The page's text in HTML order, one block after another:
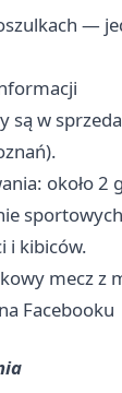
—
są w
około 2
i kibiców.
mecz
Facebooku